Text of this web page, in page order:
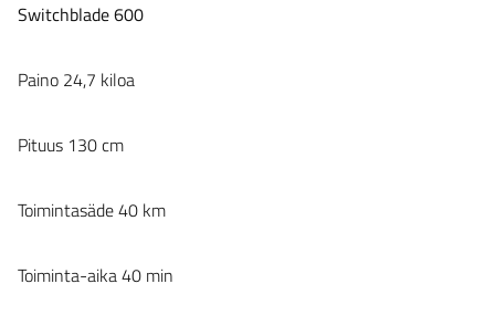
Switchblade 600
Paino 24,7 kiloa
Pituus 130 cm
Toimintasäde 40 km
Toiminta-aika 40 min